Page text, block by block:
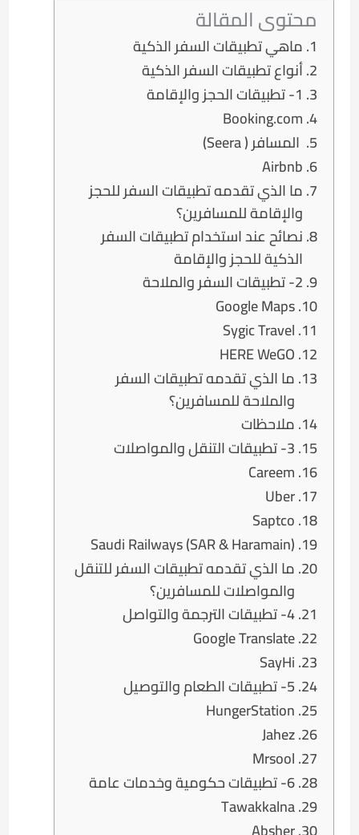
محتوى المقالة
ماهي تطبيقات السفر الذكية
أنواع تطبيقات السفر الذكية
1- تطبيقات الحجز والإقامة
Booking.com
المسافر ( Seera)
Airbnb
ما الذي تقدمه تطبيقات السفر للحجز
والإقامة للمسافرين؟
نصائح عند استخدام تطبيقات السفر
الذكية للحجز والإقامة
2- تطبيقات السفر والملاحة
Google Maps
Sygic Travel
HERE WeGO
ما الذي تقدمه تطبيقات السفر
والملاحة للمسافرين؟
ملاحظات
3- تطبيقات التنقل والمواصلات
Careem
Uber
Saptco
Saudi Railways (SAR & Haramain)
ما الذي تقدمه تطبيقات السفر للتنقل
والمواصلات للمسافرين؟
4- تطبيقات الترجمة والتواصل
Google Translate
SayHi
5- تطبيقات الطعام والتوصيل
HungerStation
Jahez
Mrsool
6- تطبيقات حكومية وخدمات عامة
Tawakkalna